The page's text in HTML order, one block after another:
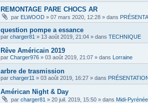
REMONTAGE PARE CHOCS AR
par ELWOOD » 07 mars 2020, 12:28 » dans
question pompe a essance
par charger81 » 13 août 2019, 21:04 » dans TECHNIQUE
Rêve Américain 2019
par Charger976 » 03 août 2019, 21:07 » dans Lorraine
arbre de trasmission
par charger11 » 03 août 2019, 16:27 » dans
Américan Night & Day
par charger81 » 20 juil. 2019, 15:50 » dans Midi-